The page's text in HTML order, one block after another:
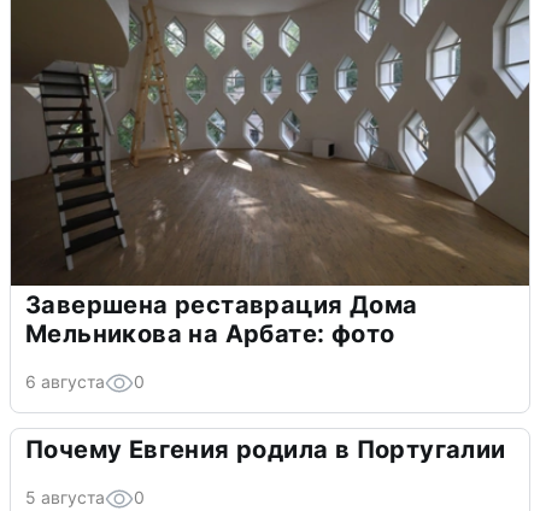
Завершена реставрация Дома
Мельникова на Арбате: фото
6 августа 0
Почему Евгения родила в Португалии
5 августа 0